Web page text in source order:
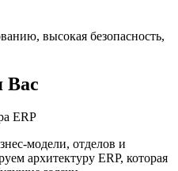
высокая безопасность,
Вас
ERP
модели, отделов и
архитектуру ERP, которая